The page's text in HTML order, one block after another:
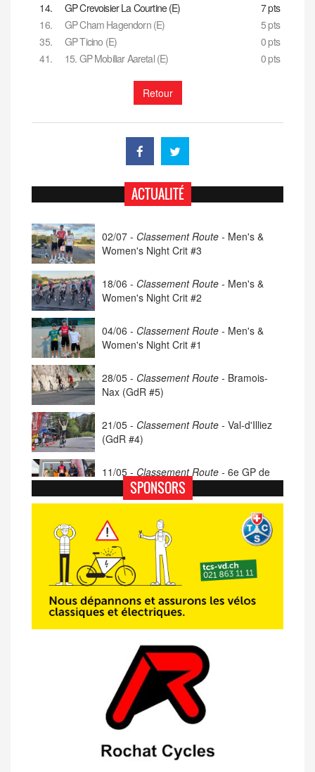
14.
GP Crevoisier La Courtine (E)
7 pts
16.
GP Cham Hagendorn (E)
5 pts
35.
GP Ticino (E)
0 pts
41.
15. GP Mobiliar Aaretal (E) 0 pts
Retour
ACTUALITÉ
02/07 - Classement Route - Men's &
Women's Night Crit #3
18/06 - Classement Route - Men's &
Women's Night Crit #2
04/06 - Classement Route - Men's &
Women's Night Crit #1
28/05 - Classement Route - Bramois-
Nax (GdR #5)
21/05 - Classement Route - Val-d'Illiez
(GdR #4)
11/05 - Classement Route - 6e GP de
Porsel (TdC #4)
07/05 - Classement Route -
Blonay-Les
Pléiades (GdR #3)
23/04 - Classement Route -4e Pringy -
Moléson (TdC #3)
14/04 -Photos -Les photos du 5e GP
de Semsales
14/04 -Classement Route -
Semsales (TdC #2)
SPONSORS